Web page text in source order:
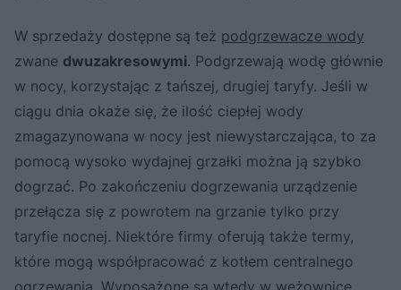
W sprzedaży dostępne są też podgrzewacze wody
zwane dwuzakresowymi. Podgrzewają wodę głównie
w nocy, korzystając z tańszej, drugiej taryfy. Jeśli w
ciągu dnia okaże się, że ilość ciepłej wody
zmagazynowana w nocy jest niewystarczająca, to za
pomocą wysoko wydajnej grzałki można ją szybko
dogrzać. Po zakończeniu dogrzewania urządzenie
przełącza się z powrotem na grzanie tylko przy
taryfie nocnej. Niektóre firmy oferują także termy,
które mogą współpracować z kotłem centralnego